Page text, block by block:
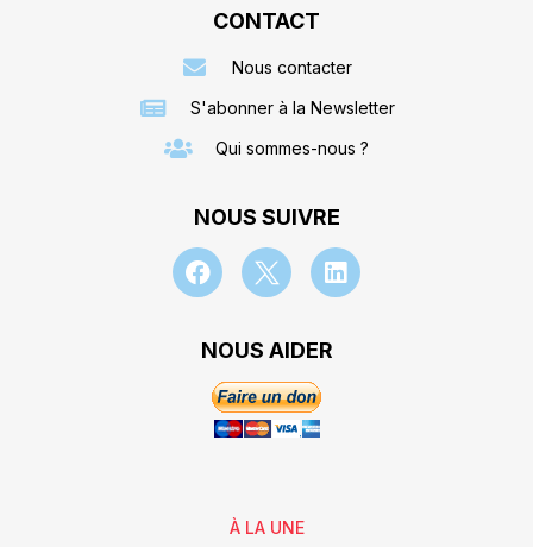
CONTACT
Nous contacter
S'abonner à la Newsletter
Qui sommes-nous ?
NOUS SUIVRE
NOUS AIDER
À LA UNE